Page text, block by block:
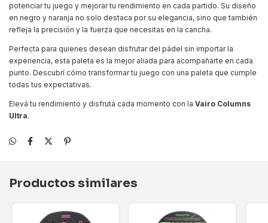
potenciar tu juego y mejorar tu rendimiento en cada partido. Su diseño
en negro y naranja no solo destaca por su elegancia, sino que también
refleja la precisión y la fuerza que necesitas en la cancha.
Perfecta para quienes desean disfrutar del pádel sin importar la
experiencia, esta paleta es la mejor aliada para acompañarte en cada
punto. Descubrí cómo transformar tu juego con una paleta que cumple
todas tus expectativas.
Elevá tu rendimiento y disfrutá cada momento con la Vairo Columns
Ultra.
Productos similares